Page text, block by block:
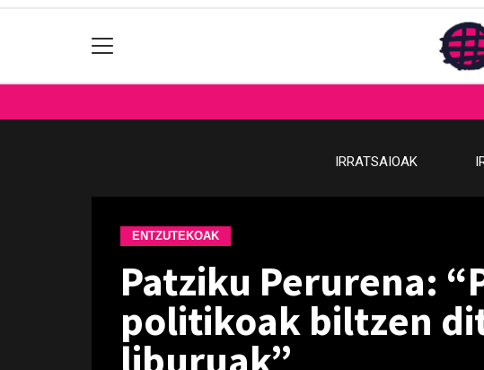
IRRATSAIOAK
ENTZUTEKOAK
Patziku Perurena:
politikoak biltzen
liburuak”